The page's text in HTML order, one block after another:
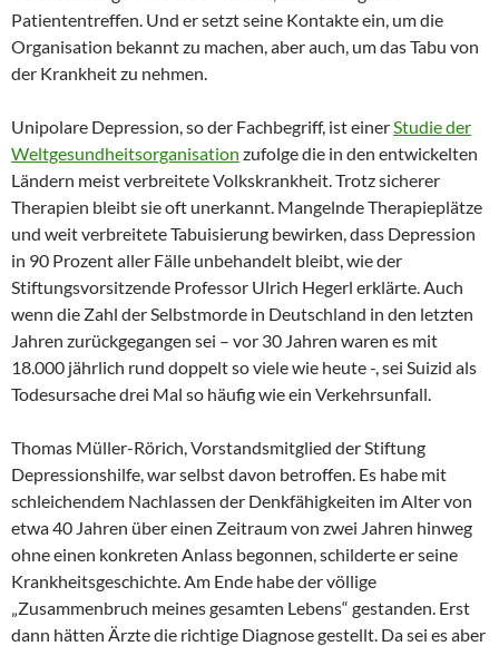
Patiententreffen. Und er setzt seine Kontakte ein, um die
Organisation bekannt zu machen, aber auch, um das Tabu von
der Krankheit zu nehmen.
Unipolare Depression, so der Fachbegriff, ist einerStudie der
Weltgesundheitsorganisation zufolge die in den entwickelten
Ländern meist verbreitete Volkskrankheit. Trotz sicherer
Therapien bleibt sie oft unerkannt. Mangelnde Therapieplätze
und weit verbreitete Tabuisierung bewirken, dass Depression
in 90 Prozent aller Fälle unbehandelt bleibt, wie der
Stiftungsvorsitzende Professor Ulrich Hegerl erklärte. Auch
wenn die Zahl der Selbstmorde in Deutschland in den letzten
Jahren zurückgegangen sei – vor 30 Jahren waren es mit
18.000 jährlich rund doppelt so viele wie heute -, sei Suizid als
Todesursache drei Mal so häufig wie ein Verkehrsunfall.
Thomas Müller-Rörich, Vorstandsmitglied der Stiftung
Depressionshilfe, war selbst davon betroffen. Es habe mit
schleichendem Nachlassen der Denkfähigkeiten im Alter von
etwa 40 Jahren über einen Zeitraum von zwei Jahren hinweg
ohne einen konkreten Anlass begonnen, schilderte er seine
Krankheitsgeschichte. Am Ende habe der völlige
„Zusammenbruch meines gesamten Lebens“ gestanden. Erst
dann hätten Ärzte die richtige Diagnose gestellt. Da sei es aber